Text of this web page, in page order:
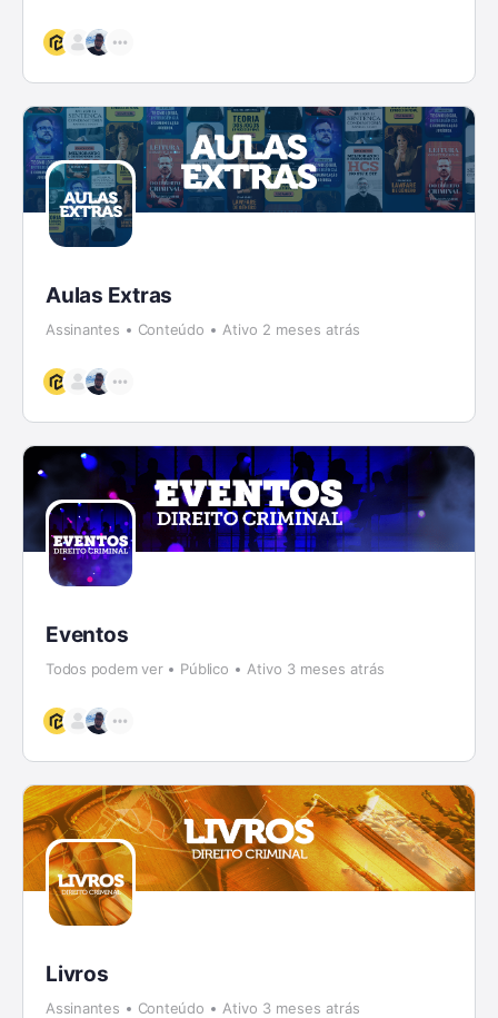
Aulas Extras
Assinantes Conteúdo Ativo 2 meses atrás
Eventos
Todos podem ver Público Ativo 3 meses atrás
Livros
Assinantes Conteúdo Ativo 3 meses atrás